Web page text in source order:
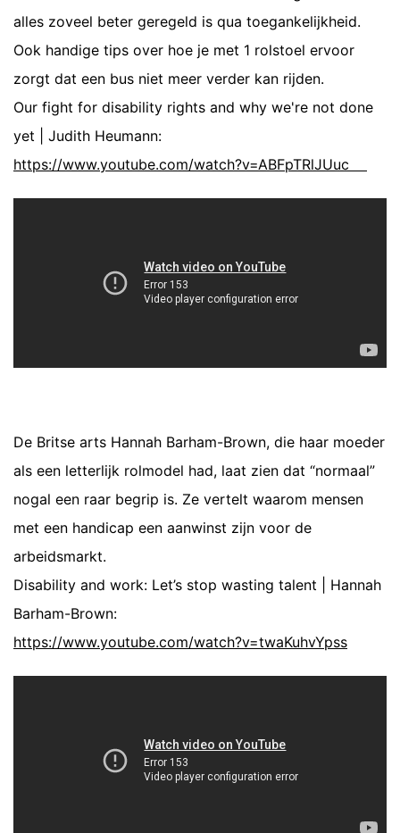
alles zoveel beter geregeld is qua toegankelijkheid.
Ook handige tips over hoe je met 1 rolstoel ervoor
zorgt dat een bus niet meer verder kan rijden.
Our fight for disability rights and why we're not done
yet | Judith Heumann:
https://www.youtube.com/watch?v=ABFpTRlJUuc
De Britse arts Hannah Barham-Brown, die haar moeder
als een letterlijk rolmodel had, laat zien dat “normaal”
nogal een raar begrip is. Ze vertelt waarom mensen
met een handicap een aanwinst zijn voor de
arbeidsmarkt.
Disability and work: Let’s stop wasting talent | Hannah
Barham-Brown:
https://www.youtube.com/watch?v=twaKuhvYpss